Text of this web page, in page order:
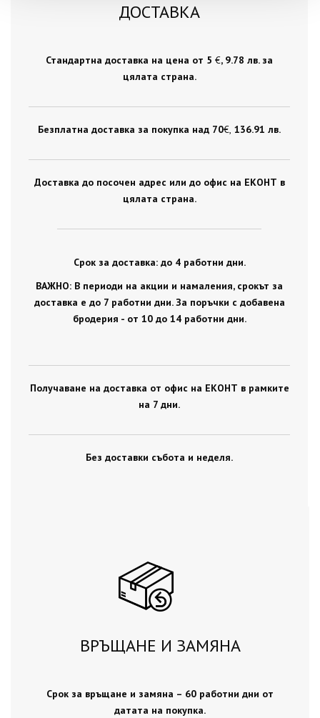
ДОСТАВКА
Стандартна доставка на цена от 5 €, 9.78 лв. за
цялата страна.
Безплатна доставка за покупка над 70€ , 136.91 лв.
Доставка до посочен адрес или до офис на ЕКОНТ в
цялата страна.
Срок за доставка: до 4 работни дни.
ВАЖНО: В периоди на акции и намаления, срокът за
доставка е до 7 работни дни. За поръчки с добавена
бродерия - от 10 до 14 работни дни.
Получаване на доставка от офис на ЕКОНТ в рамките
на 7 дни.
Без доставки събота и неделя.
ВРЪЩАНЕ И ЗАМЯНА
Срок за връщане и замяна – 60 работни дни от
датата на покупка.